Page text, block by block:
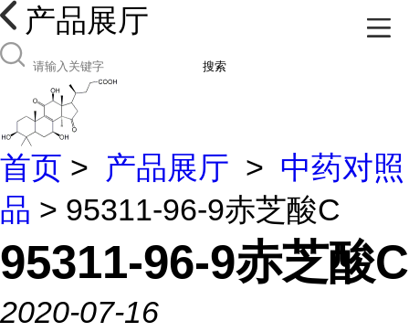
产品展厅
搜索
首页 > 产品展厅 > 中药对照
品 > 95311-96-9赤芝酸C
95311-96-9赤芝酸C
2020-07-16